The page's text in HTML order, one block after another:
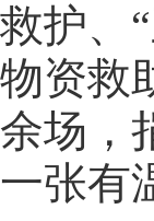
救护、
物资救
余场，
一张有